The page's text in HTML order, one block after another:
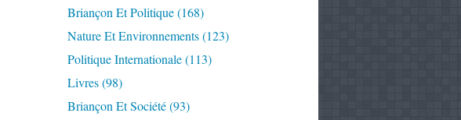
Briançon Et Politique(168)
Nature Et Environnements(123)
Politique Internationale(113)
Livres(98)
Briançon Et Société(93)